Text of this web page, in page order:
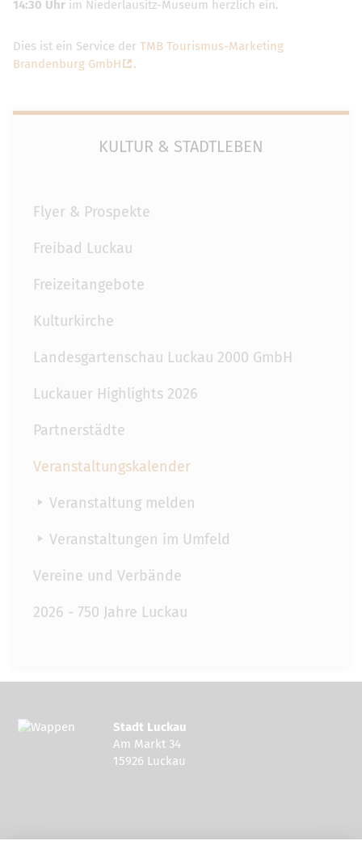
14:30 Uhr im Niederlausitz-Museum herzlich ein.
Dies ist ein Service der TMB Tourismus-Marketing
Brandenburg GmbH
.
KULTUR & STADTLEBEN
Flyer & Prospekte
Freibad Luckau
Freizeitangebote
Kulturkirche
Landesgartenschau Luckau 2000 GmbH
Luckauer Highlights 2026
Partnerstädte
Veranstaltungskalender
Veranstaltung melden
Veranstaltungen im Umfeld
Vereine und Verbände
2026 - 750 Jahre Luckau
Stadt Luckau
Am Markt 34
15926 Luckau